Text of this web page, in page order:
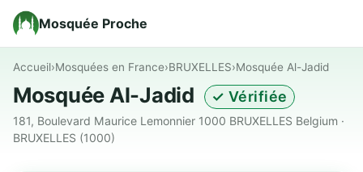
Mosquée Proche
Accueil›Mosquées en France›BRUXELLES›Mosquée Al-Jadid
Mosquée Al-Jadid ✓ Vérifiée
181, Boulevard Maurice Lemonnier 1000 BRUXELLES Belgium ·
BRUXELLES (1000)